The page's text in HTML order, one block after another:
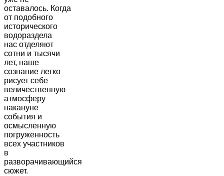
оставалось. Когда
от подобного
исторического
водораздела
нас отделяют
сотни и тысячи
лет, наше
сознание легко
рисует себе
величественную
атмосферу
накануне
события и
осмысленную
погруженность
всех участников
в
разворачивающийся
сюжет.